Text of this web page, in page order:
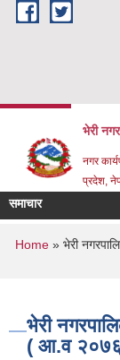
Skip to main content
भेरी
नगर
प्रदेश,
समाचार
You are
Home» भेरी
भेरी
( आ.व